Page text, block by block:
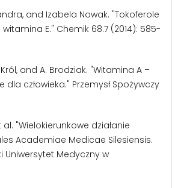
and Izabela Nowak. "Tokoferole
E." Chemik 68.7 (2014): 585-
Król, and A. Brodziak. "Witamina A –
dla człowieka." Przemysł Spożywczy
al. "Wielokierunkowe działanie
Academiae Medicae Silesiensis.
Uniwersytet Medyczny w